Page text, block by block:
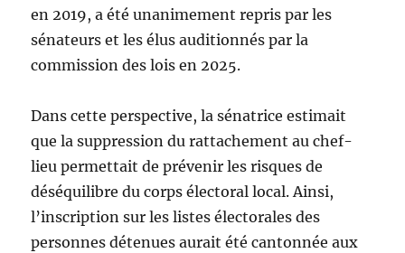
en 2019, a été unanimement repris par les
sénateurs et les élus auditionnés par la
commission des lois en 2025.
Dans cette perspective, la sénatrice estimait
que la suppression du rattachement au chef-
lieu permettait de prévenir les risques de
déséquilibre du corps électoral local. Ainsi,
l’inscription sur les listes électorales des
personnes détenues aurait été cantonnée aux